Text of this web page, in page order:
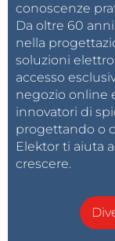
conoscenze
Da oltre 60
nella
soluzioni
accesso
negozio online
innovatori di
progettando o
Elektor ti aiuta
crescere.